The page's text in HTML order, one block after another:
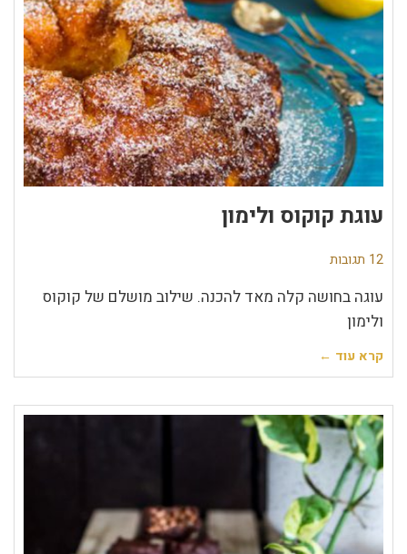
עוגת קוקוס ולימון
12 תגובות
עוגה בחושה קלה מאד להכנה. שילוב מושלם של קוקוס
ולימון
קרא עוד ←